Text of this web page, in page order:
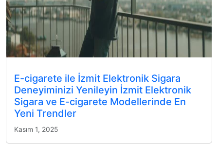
E-cigarete ile İzmit Elektronik Sigara
Deneyiminizi Yenileyin İzmit Elektronik
Sigara ve E-cigarete Modellerinde En
Yeni Trendler
Kasım 1, 2025